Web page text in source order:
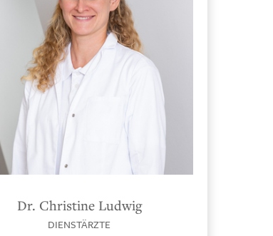
Dr. Christine Ludwig
DIENSTÄRZTE